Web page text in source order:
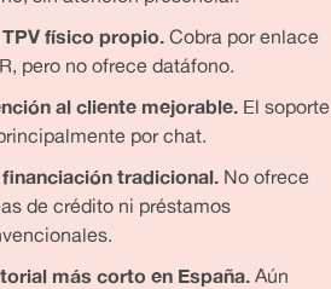
TPV físico propio.Cobra por enlace
pero no ofrece datáfono.
al cliente mejorable. El soporte
por chat.
financiación tradicional. No ofrece
de crédito ni préstamos
más corto en España.Aún